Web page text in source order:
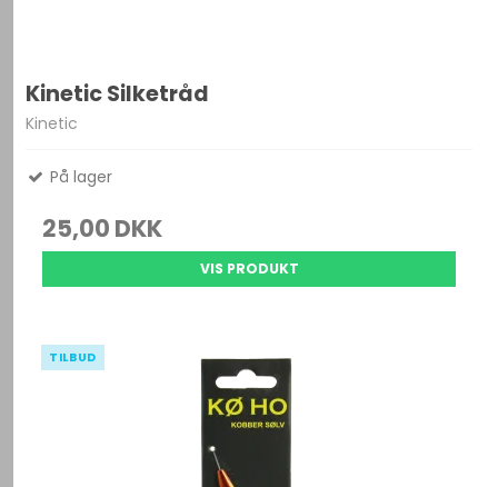
Kinetic Silketråd
Kinetic
På lager
25,00 DKK
VIS PRODUKT
TILBUD